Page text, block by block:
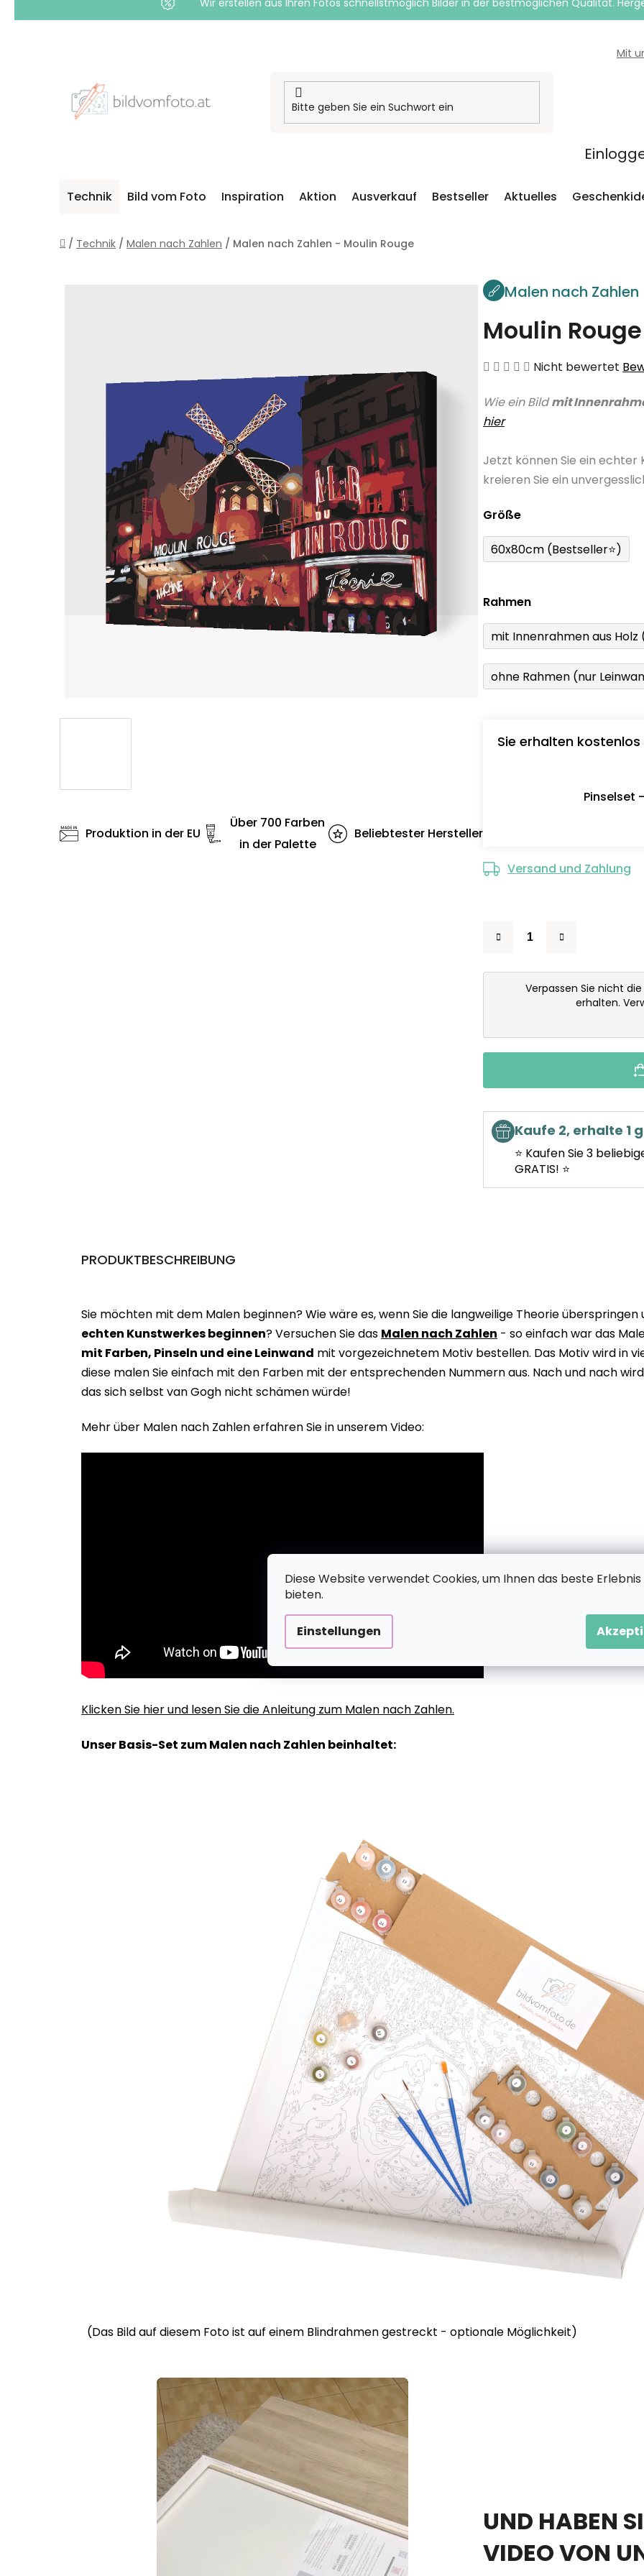
Diese Website verwendet Cookies, um Ihnen das beste Erlebnis
bieten.
Einstellungen
Wir erstellen aus Ihren Fotos schnellstmöglich Bilder in der bestmöglichen Qualität.
Mit
Technik Bild vom Foto Inspiration Aktion Ausverkauf Bestseller Aktuelles
Startseite
/ Technik / Malen nach Zahlen / Malen nach Zahlen - Moulin Rouge
Malen nach Zahlen
Moulin Rouge
Die
Produktbewertung
von
5
Nicht bewertet
Wie ein Bildmit
hier
Jetzt können Sie ein echter
kreieren Sie ein
Größe
60x80cm (Bestseller⭐)
Rahmen
mit Innenrahmen aus
ohne Rahmen (nur
Sie erhalten kostenlos
Pinselset
Versand und Zahlung
Verpassen Sie nicht
erhalten.
Kaufe 2, erhalte 1
⭐ Kaufen Sie 3
GRATIS! ⭐
Produktion in der EU
Über 700 Farben
in der Palette
Beliebtester Hersteller
PRODUKTBESCHREIBUNG
Sie möchten mit dem Malen beginnen? Wie wäre es, wenn Sie die langweilige Theorie überspringen
echten Kunstwerkes beginnen? Versuchen Sie das Malen nach Zahlen - so einfach war das
mit Farben, Pinseln und eine Leinwand mit vorgezeichnetem Motiv bestellen. Das Motiv wird in
diese malen Sie einfach mit den Farben mit der entsprechenden Nummern aus. Nach und nach
das sich selbst van Gogh nicht schämen würde!
Mehr über Malen nach Zahlen erfahren Sie in unserem Video:
Klicken Sie hier und lesen Sie die Anleitung zum Malen nach Zahlen.
Unser Basis-Set zum Malen nach Zahlen beinhaltet:
(Das Bild auf diesem Foto ist auf einem Blindrahmen gestreckt - optionale Möglichkeit)
UND HABEN
VIDEO VON